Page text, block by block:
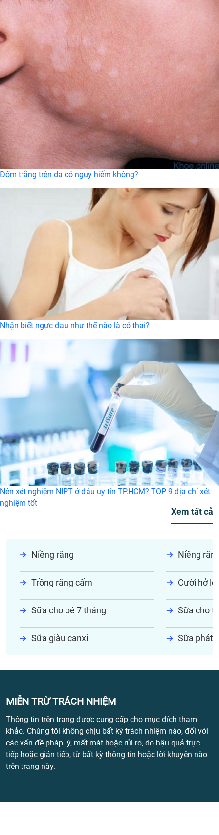
Đốm trắng trên da có nguy hiểm không?
Nhận biết ngực đau như thế nào là có thai?
Nên xét nghiệm NIPT ở đâu uy tín TP.HCM? TOP 9 địa chỉ xét
nghiệm tốt
Xem tất cả
Niềng răng Niềng
Trồng răng cấm Cười hở lợi
Sữa cho bé 7 tháng Sữa cho
Sữa giàu canxi Sữa phát
MIỄN TRỪ TRÁCH NHIỆM
Thông tin trên trang được cung cấp cho mục đích tham
khảo. Chúng tôi không chịu bất kỳ trách nhiệm nào, đối với
các vấn đề pháp lý, mất mát hoặc rủi ro, do hậu quả trực
tiếp hoặc gián tiếp, từ bất kỳ thông tin hoặc lời khuyên nào
trên trang này.